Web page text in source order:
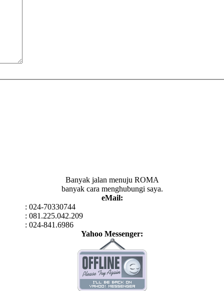
Banyak jalan menuju ROMA
banyak cara menghubungi saya.
eMail:
: 024-70330744
: 081.225.042.209
: 024-841.6986
Yahoo Messenger: